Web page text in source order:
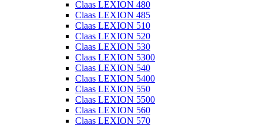
Claas LEXION 480
Claas LEXION 485
Claas LEXION 510
Claas LEXION 520
Claas LEXION 530
Claas LEXION 5300
Claas LEXION 540
Claas LEXION 5400
Claas LEXION 550
Claas LEXION 5500
Claas LEXION 560
Claas LEXION 570